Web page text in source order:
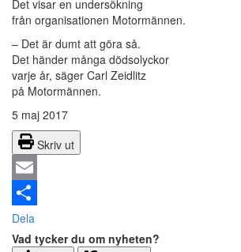
Det visar en undersökning
från organisationen Motormännen.
– Det är dumt att göra så.
Det händer många dödsolyckor
varje år, säger Carl Zeidlitz
på Motormännen.
5 maj 2017
Skriv ut
Email
Dela
Vad tycker du om nyheten?